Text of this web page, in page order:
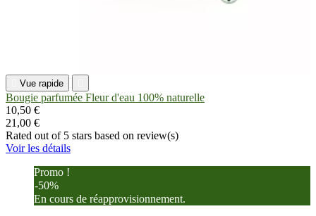
Vue rapide
Bougie parfumée Fleur d'eau 100% naturelle
10,50 €
21,00 €
Rated out of 5 stars based on review(s)
Voir les détails
Promo !
-50%
En cours de réapprovisionnement.